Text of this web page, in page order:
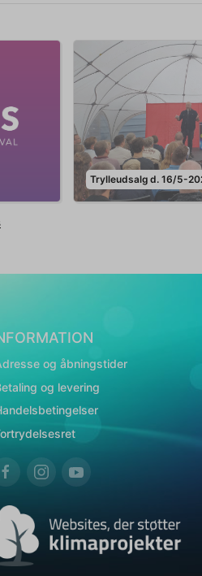
Trylleudsalg d. 16/5-
og åbningstider
og levering